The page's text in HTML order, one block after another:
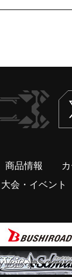
商品情報
大会・イベント